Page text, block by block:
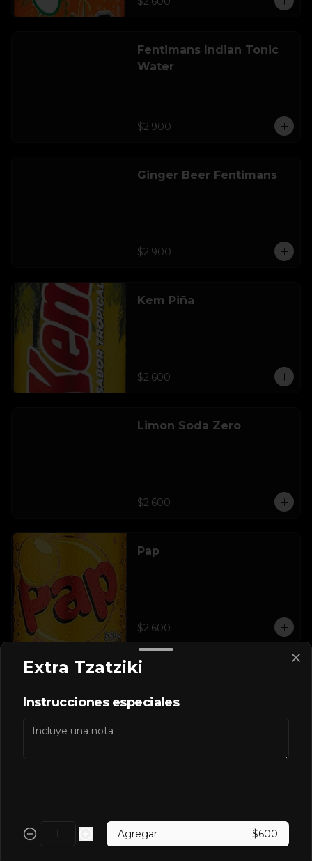
Fentimans Indian Tonic
Water
$2.900
Ginger Beer Fentimans
$2.900
Kem Piña
$2.600
Limon Soda Zero
$2.600
Pap
$2.600
Pepsi
Extra Tzatziki
Instrucciones especiales
Agregar $600